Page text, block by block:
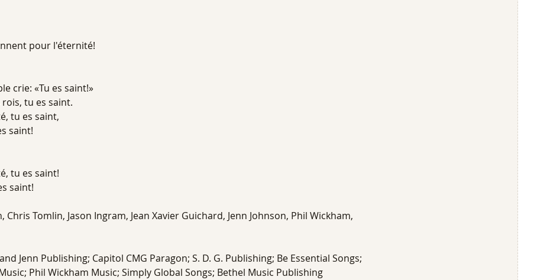
pour l'éternité!
crie: «Tu es saint!»
rois, tu es saint.
tu es saint,
saint!
tu es saint!
saint!
Chris Tomlin, Jason Ingram, Jean Xavier Guichard, Jenn Johnson, Phil Wickham,
Jenn Publishing; Capitol CMG Paragon; S. D. G. Publishing; Be Essential Songs;
Phil Wickham Music; Simply Global Songs; Bethel Music Publishing